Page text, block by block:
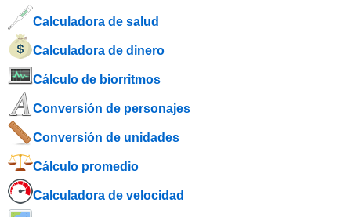
Calculadora de salud
Calculadora de dinero
Cálculo de biorritmos
Conversión de personajes
Conversión de unidades
Cálculo promedio
Calculadora de velocidad